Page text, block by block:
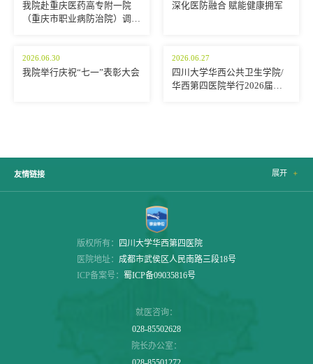
我院赴重庆医药高专附一院
（重庆市职业病防治院）调研
深化医防融合 赋能健康拥军
2026.06.30
我院举行庆祝“七一”表彰大会
2026.06.27
四川大学华西公共卫生学院/
华西第四医院举行2026届学
友情链接 展开 
版权所有：
四川大学华西第四医院
医院地址： 成都市武侯区人民南路三段18号
ICP备案号： 蜀ICP备09035816号
就医咨询：
028-85502628
院长办公室：